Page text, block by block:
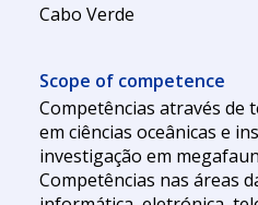
Cabo Verde
Scope of competence
Competências através de
em ciências oceânicas e
investigação em
Competências nas áreas